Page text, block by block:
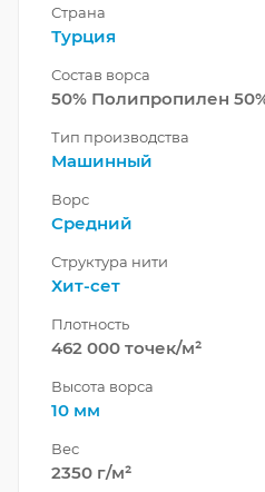
Страна
Турция
Состав ворса
50% Полипропилен
Тип производства
Машинный
Ворс
Средний
Структура нити
Хит-сет
Плотность
462 000 точек/м²
Высота ворса
10 мм
Вес
2350 г/м²